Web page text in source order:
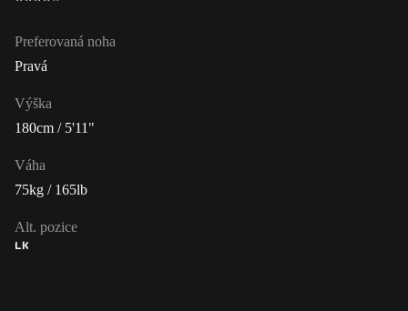
Preferovaná noha
Pravá
Výška
180cm / 5'11"
Váha
75kg / 165lb
Alt. pozice
LK